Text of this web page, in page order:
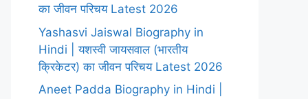
का जीवन परिचय Latest 2026
Yashasvi Jaiswal Biography in
Hindi | यशस्वी जायसवाल (भारतीय
क्रिकेटर) का जीवन परिचय Latest 2026
Aneet Padda Biography in Hindi |